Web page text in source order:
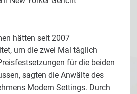
hätten seit 2007
um die zwei Mal täglich
für die beiden
sagten die Anwälte des
Modern Settings. Durch